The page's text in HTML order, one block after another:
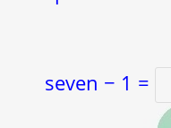
seven − 1 =